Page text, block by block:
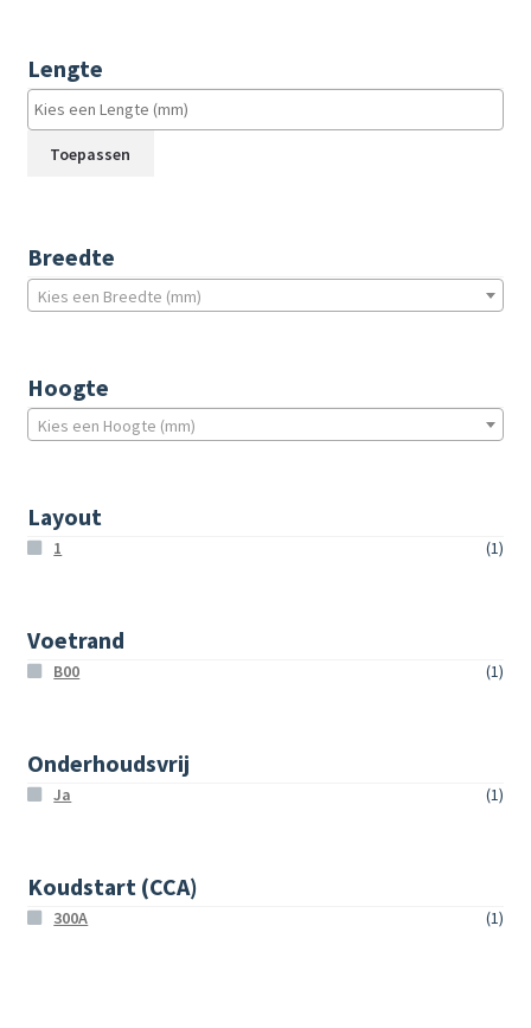
Lengte
Toepassen
Breedte
Kies een Breedte (mm)
Hoogte
Kies een Hoogte (mm)
Layout
1 (1)
Voetrand
B00 (1)
Onderhoudsvrij
Ja (1)
Koudstart (CCA)
300A (1)